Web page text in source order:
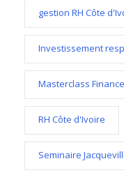
gestion RH Côte
Investissement
Masterclass
RH Côte d'Ivoire
Seminaire